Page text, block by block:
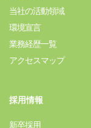
当社の活動領域
環境宣言
業務経歴一覧
アクセスマップ
採用情報
新卒採用